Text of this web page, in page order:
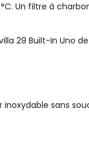
Un filtre à
29 Built-In Uno de
sans